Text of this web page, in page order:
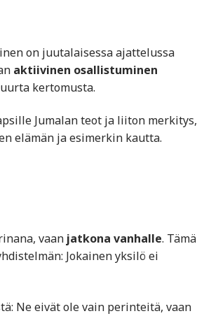
on juutalaisessa ajattelussa
aktiivinen osallistuminen
kertomusta.
Jumalan teot ja liiton merkitys,
elämän ja esimerkin kautta.
vaan jatkona vanhalle. Tämä
Jokainen yksilö ei
Ne eivät ole vain perinteitä, vaan